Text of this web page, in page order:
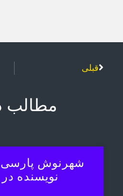
قبلی
مطالب
شهرنوش پارسی
نویسنده